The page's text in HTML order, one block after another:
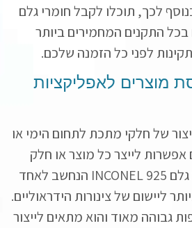
לכך, תוכלו לקבל חומרי גלם
התקנים המחמירים ביותר
לפני כל הזמנה שלכם.
מוצרים לאפליקציות
של חלקי מתכת לתחום הימי או
לייצר כל מוצר או חלק
INCONEL 925 הנחשב לאחד
ליישום של צינורות הידראוליים.
גבוהה מאוד והוא מתאים לייצור